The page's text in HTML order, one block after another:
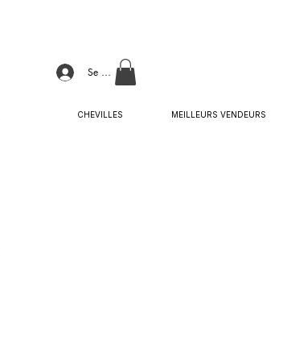
Se connecter
CHEVILLES MEILLEURS VENDEURS